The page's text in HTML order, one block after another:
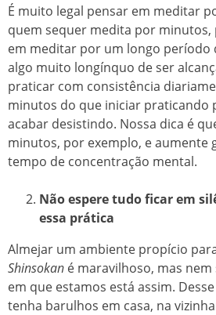
É muito legal pensar em meditar
quem sequer medita por minutos,
em meditar por um longo período
algo muito longínquo de ser
praticar com consistência
minutos do que iniciar praticando
acabar desistindo. Nossa dica é
minutos, por exemplo, e aumente
tempo de concentração mental.
Não espere tudo ficar em
essa prática
Almejar um ambiente propício
Shinsokan é maravilhoso, mas
em que estamos está assim.
tenha barulhos em casa, na